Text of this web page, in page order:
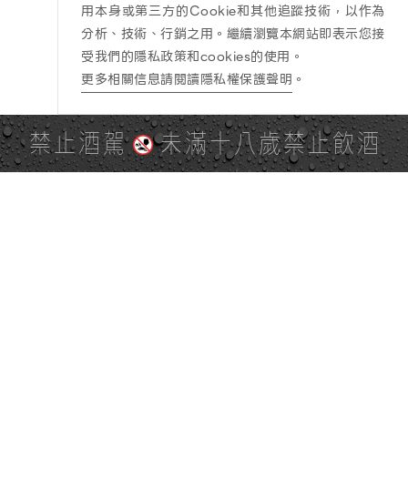
禁止酒駕 未滿十八歲禁止飲酒
用本身或第三方的Cookie和其他追蹤技術，以作為
分析、技術、行銷之用。繼續瀏覽本網站即表示您接
受我們的隱私政策和cookies的使用。
更多相關信息請閱讀隱私權保護聲明 。
PAGE TOP